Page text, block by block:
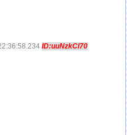
ID:uuNzkCI70